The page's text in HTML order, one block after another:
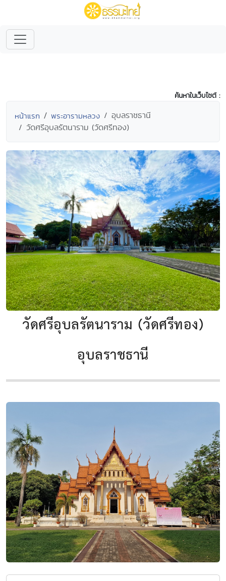
ค้นหาในเว็บไซต์ :
หน้าแรก พระอารามหลวง
อุบลราชธานี
วัดศรีอุบลรัตนาราม (วัดศรีทอง)
วัดศรีอุบลรัตนาราม (วัดศรีทอง)
อุบลราชธานี